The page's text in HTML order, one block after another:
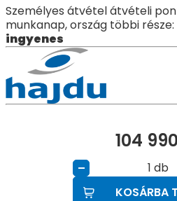
Személyes átvétel átvételi
munkanap, ország többi
ingyenes
104 990
– db
KOSÁRBA